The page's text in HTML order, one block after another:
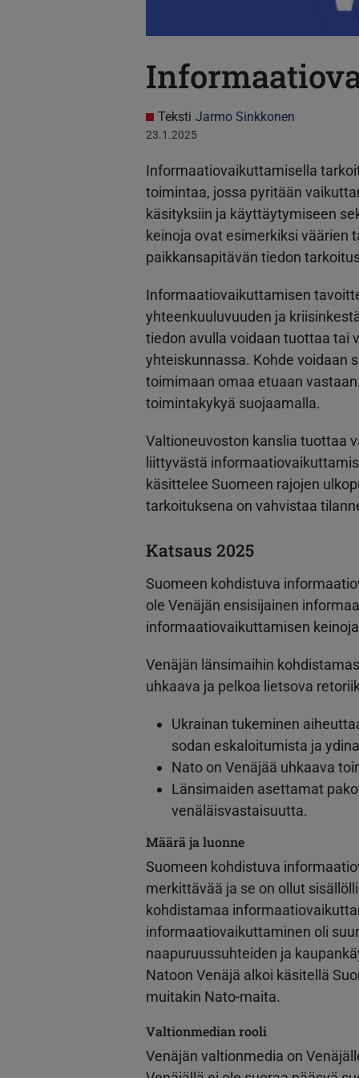
Teksti Jarmo Sinkkonen
23.1.2025
Informaatiovaikuttamisella
toimintaa, jossa pyritään
käsityksiin ja käyttäytymiseen
keinoja ovat esimerkiksi väärien
paikkansapitävän tiedon
Informaatiovaikuttamisen
yhteenkuuluvuuden ja
tiedon avulla voidaan tuottaa tai
yhteiskunnassa. Kohde voidaan
toimimaan omaa etuaan
toimintakykyä suojaamalla.
Valtioneuvoston kanslia tuottaa
liittyvästä
käsittelee Suomeen rajojen
tarkoituksena on vahvistaa
Katsaus 2025
Suomeen kohdistuva
ole Venäjän ensisijainen
informaatiovaikuttamisen
Venäjän länsimaihin
uhkaava ja pelkoa lietsova
Ukrainan tukeminen
sodan eskaloitumista ja
Nato on Venäjää uhkaava
Länsimaiden asettamat
venäläisvastaisuutta.
Määrä ja luonne
Suomeen kohdistuva
merkittävää ja se on ollut
kohdistamaa
informaatiovaikuttaminen oli
naapuruussuhteiden ja
Natoon Venäjä alkoi käsitellä
muitakin Nato-maita.
Valtionmedian rooli
Venäjän valtionmedia on